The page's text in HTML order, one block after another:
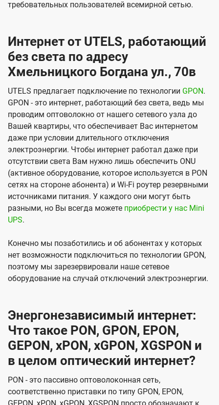
требовательных пользователей всемирной сетью.
Интернет от UTELS, работающий
без света по адресу
Хмельницкого Богдана ул., 70в
UTELS предлагает подключение по технологии GPON.
GPON - это интернет, работающий без света, ведь мы
проводим оптоволокно от нашего сетевого узла до
Вашей квартиры, что обеспечивает Вас интернетом
даже при условии длительного отключения
электроэнергии. Чтобы интернет работал даже при
отсутствии света Вам нужно лишь обеспечить ONU
(активное оборудование, которое используется в PON
сетях на стороне абонента) и Wi-Fi роутер резервными
источниками питания. У каждого они могут быть
разными, но Вы всегда можете приобрести у нас Mini
UPS.
Конечно мы позаботились и об абонентах у которых
нет возможности подключиться по технологии GPON,
поэтому мы зарезервировали наше сетевое
оборудование на случай отключений электроэнергии.
Энергонезависимый интернет:
Что такое PON, GPON, EPON,
GEPON, xPON, xGPON, XGSPON и
в целом оптический интернет?
PON - это пассивно оптоволоконная сеть,
соответственно приставки по типу GPON, EPON,